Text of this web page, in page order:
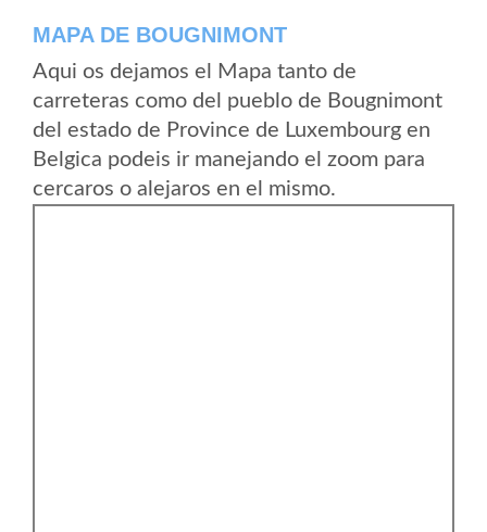
MAPA DE BOUGNIMONT
Aqui os dejamos el Mapa tanto de
carreteras como del pueblo de Bougnimont
del estado de Province de Luxembourg en
Belgica podeis ir manejando el zoom para
cercaros o alejaros en el mismo.